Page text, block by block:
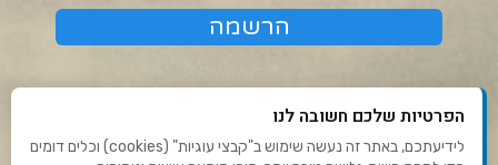
הפרטיות שלכם חשובה לנו
לידיעתכם, באתר זה נעשה שימוש ב"קבצי עוגיות" (cookies) וכלים דומים